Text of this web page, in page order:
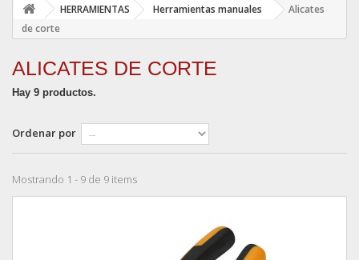
HERRAMIENTAS Herramientas manuales
Alicates
de corte
ALICATES DE CORTE
Hay 9 productos.
Ordenar por
Mostrando 1 - 9 de 9 items